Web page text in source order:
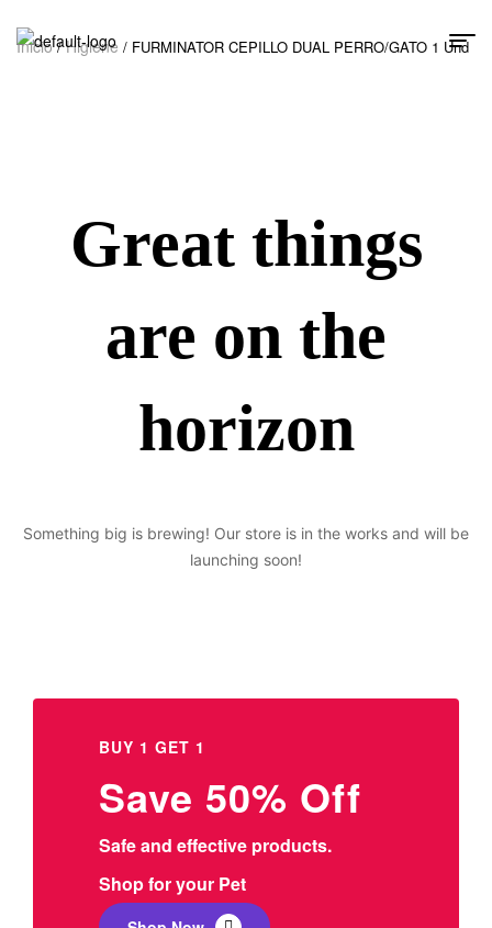
Inicio/Higiene / FURMINATOR CEPILLO DUAL PERRO/GATO 1 Und
Great things
are on the
horizon
Something big is brewing! Our store is in the works and will be
launching soon!
BUY 1 GET 1
Save 50% Off
Safe and effective products.
Shop for your Pet